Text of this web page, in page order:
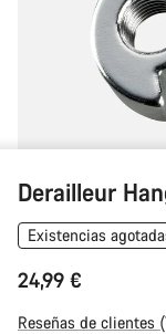
Derailleur
Existencias
24,99 €
Reseñas de clientes